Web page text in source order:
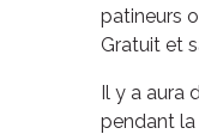
patineurs
Gratuit et
Il y a aura
pendant